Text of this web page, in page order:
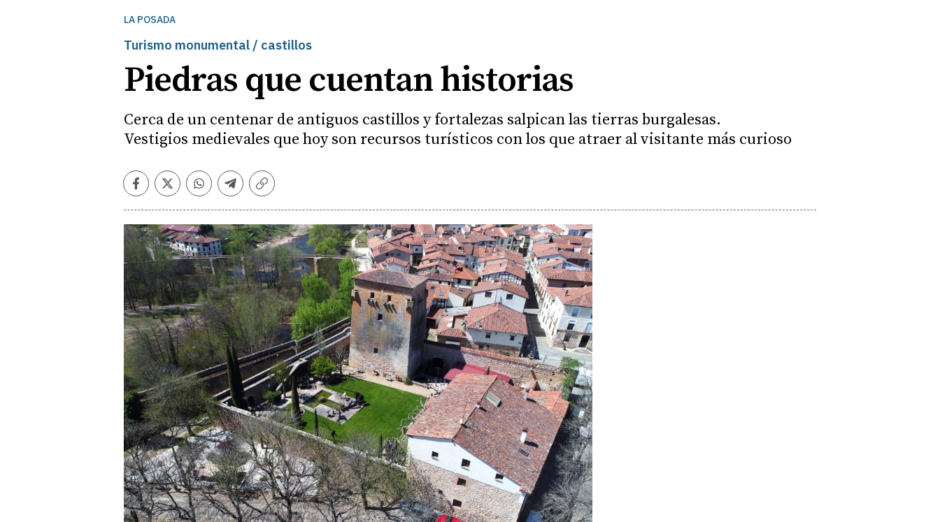
LA POSADA
Turismo monumental / castillos
Piedras que cuentan historias
Cerca de un centenar de antiguos castillos y fortalezas salpican las tierras burgalesas.
Vestigios medievales que hoy son recursos turísticos con los que atraer al visitante más curioso
Facebook
TwitterWhatsapp
Telegram
Copiar